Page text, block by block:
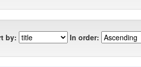
by: In order: